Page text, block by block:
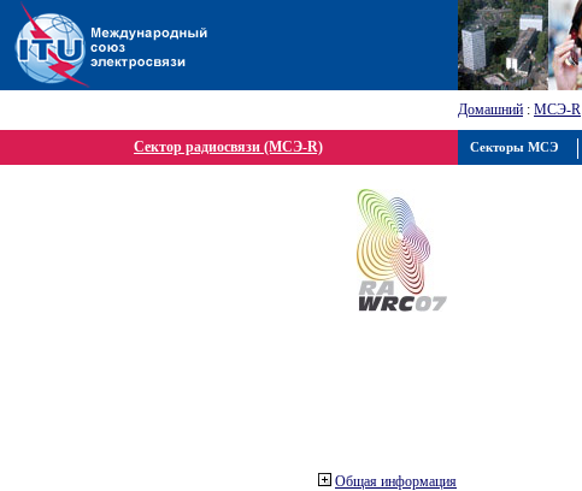
Домашний : МСЭ-R
Сектор радиосвязи (МСЭ-R)
Общая информация
Секторы МСЭ